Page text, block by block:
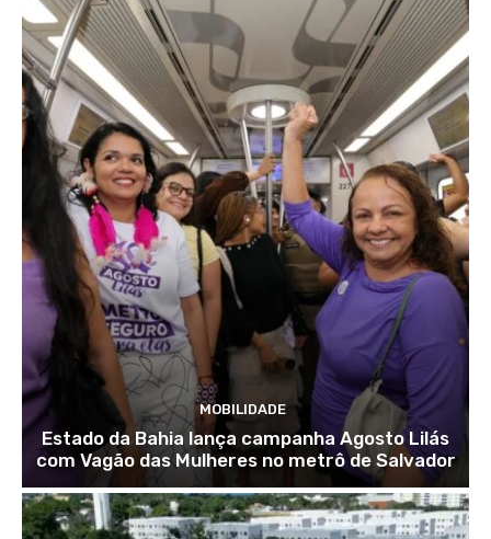
MOBILIDADE
Estado da Bahia lança campanha Agosto Lilás
com Vagão das Mulheres no metrô de Salvador